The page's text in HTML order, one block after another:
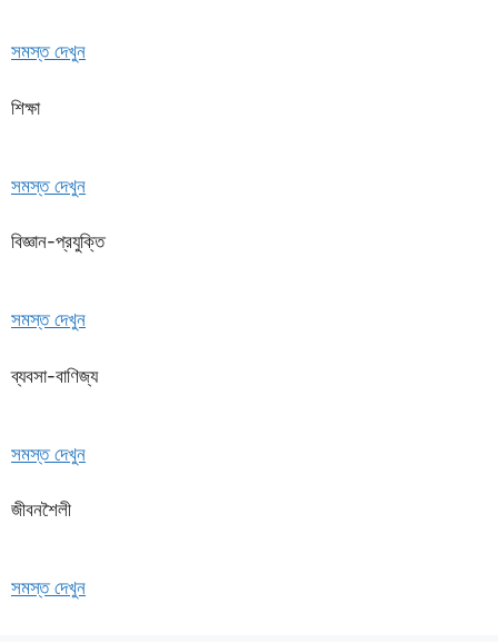
সমস্ত দেখুন
শিক্ষা
সমস্ত দেখুন
বিজ্ঞান-প্রযুক্তি
সমস্ত দেখুন
ব্যবসা-বাণিজ্য
সমস্ত দেখুন
জীবনশৈলী
সমস্ত দেখুন